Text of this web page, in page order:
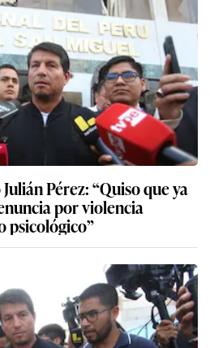
Pérez: “Quiso que ya
por violencia
psicológico”